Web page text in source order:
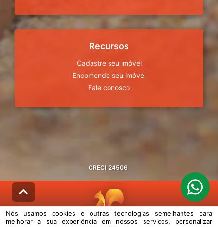
Recursos
Cadastre seu imóvel
Encomende seu imóvel
Fale conosco
CRECI 24506
© DESENVOLVIDO PELAAGIL.NET
Nós usamos cookies e outras tecnologias semelhantes para
melhorar a sua experiência em nossos serviços, personalizar